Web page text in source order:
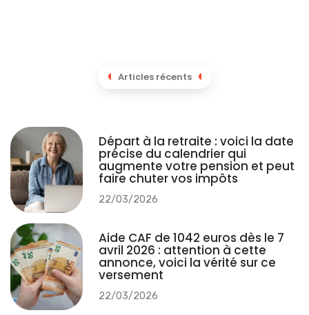
Articles récents
Départ à la retraite : voici la date
précise du calendrier qui
augmente votre pension et peut
faire chuter vos impôts
22/03/2026
Aide CAF de 1042 euros dès le 7
avril 2026 : attention à cette
annonce, voici la vérité sur ce
versement
22/03/2026